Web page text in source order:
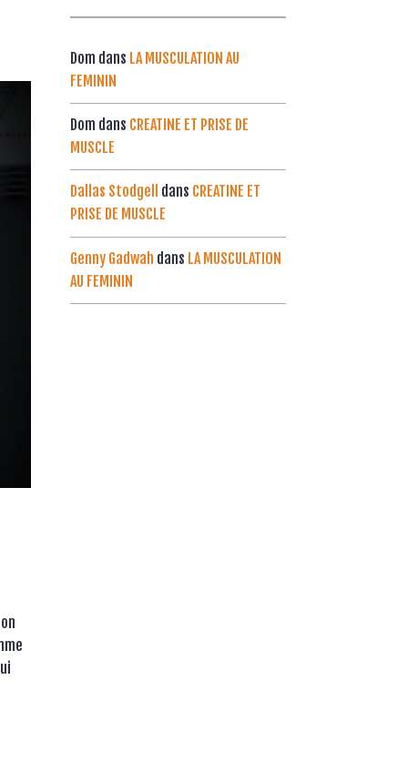
Dom dans LA MUSCULATION AU
FEMININ
Dom dans CREATINE ET PRISE DE
MUSCLE
Dallas Stodgell dans CREATINE ET
PRISE DE MUSCLE
Genny Gadwah dans LA MUSCULATION
AU FEMININ